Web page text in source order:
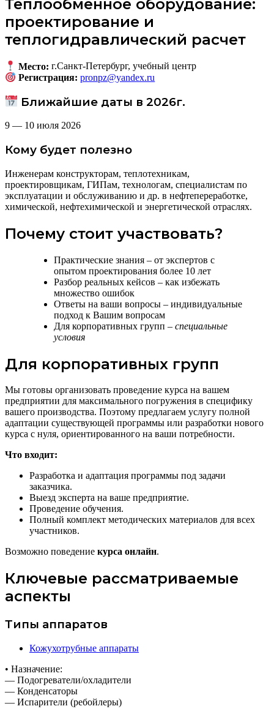
Теплообменное оборудование:
проектирование и
теплогидравлический расчет
Место:г.Санкт-Петербург, учебный центр
Регистрация:pronpz@yandex.ru
Ближайшие даты в 2026г.
9 — 10 июля 2026
Кому будет полезно
Инженерам конструкторам, теплотехникам,
проектировщикам, ГИПам, технологам, специалистам по
эксплуатации и обслуживанию и др. в нефтепереработке,
химической, нефтехимической и энергетической отраслях.
Почему стоит участвовать?
Практические знания – от экспертов с
опытом проектирования более 10 лет
Разбор реальных кейсов – как избежать
множество ошибок
Ответы на ваши вопросы – индивидуальные
подход к Вашим вопросам
Для корпоративных групп – специальные
условия
Для корпоративных групп
Мы готовы организовать проведение курса на вашем
предприятии для максимального погружения в специфику
вашего производства. Поэтому предлагаем услугу полной
адаптации существующей программы или разработки нового
курса с нуля, ориентированного на ваши потребности.
Что входит:
Разработка и адаптация программы под задачи
заказчика.
Выезд эксперта на ваше предприятие.
Проведение обучения.
Полный комплект методических материалов для всех
участников.
Возможно поведение курса онлайн.
Ключевые рассматриваемые
аспекты
Типы аппаратов
Кожухотрубные аппараты
• Назначение:
— Подогреватели/охладители
— Конденсаторы
— Испарители (ребойлеры)